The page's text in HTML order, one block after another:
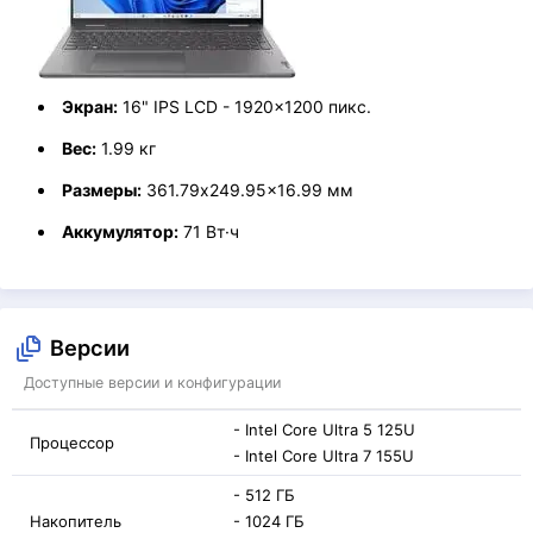
Экран: 16" IPS LCD - 1920x1200 пикс.
Вес: 1.99 кг
Размеры: 361.79x249.95x16.99 мм
Аккумулятор: 71 Вт·ч
Версии
Доступные версии и конфигурации
Процессор
- Intel Core Ultra 5 125U
- Intel Core Ultra 7 155U
Накопитель
- 512 ГБ
- 1024 ГБ